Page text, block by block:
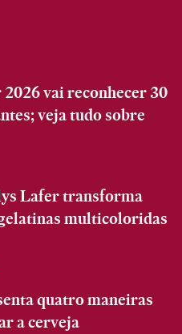
vai reconhecer 30
veja tudo sobre
Lafer transforma
multicoloridas
quatro maneiras
a cerveja